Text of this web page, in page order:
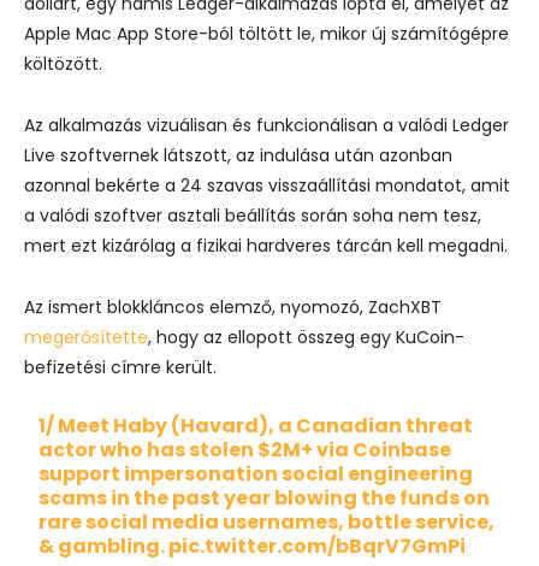
Apple Mac App Store-ból töltött le, mikor új számítógépre
költözött.
Az alkalmazás vizuálisan és funkcionálisan a valódi Ledger
Live szoftvernek látszott, az indulása után azonban
azonnal bekérte a 24 szavas visszaállítási mondatot, amit
a valódi szoftver asztali beállítás során soha nem tesz,
mert ezt kizárólag a fizikai hardveres tárcán kell megadni.
Az ismert blokkláncos elemző, nyomozó, ZachXBT
megerősítette, hogy az ellopott összeg egy KuCoin-
befizetési címre került.
1/ Meet Haby (Havard), a Canadian threat
actor who has stolen $2M+ via Coinbase
support impersonation social engineering
scams in the past year blowing the funds on
rare social media usernames, bottle service,
& gambling.pic.twitter.com/bBqrV7GmPi